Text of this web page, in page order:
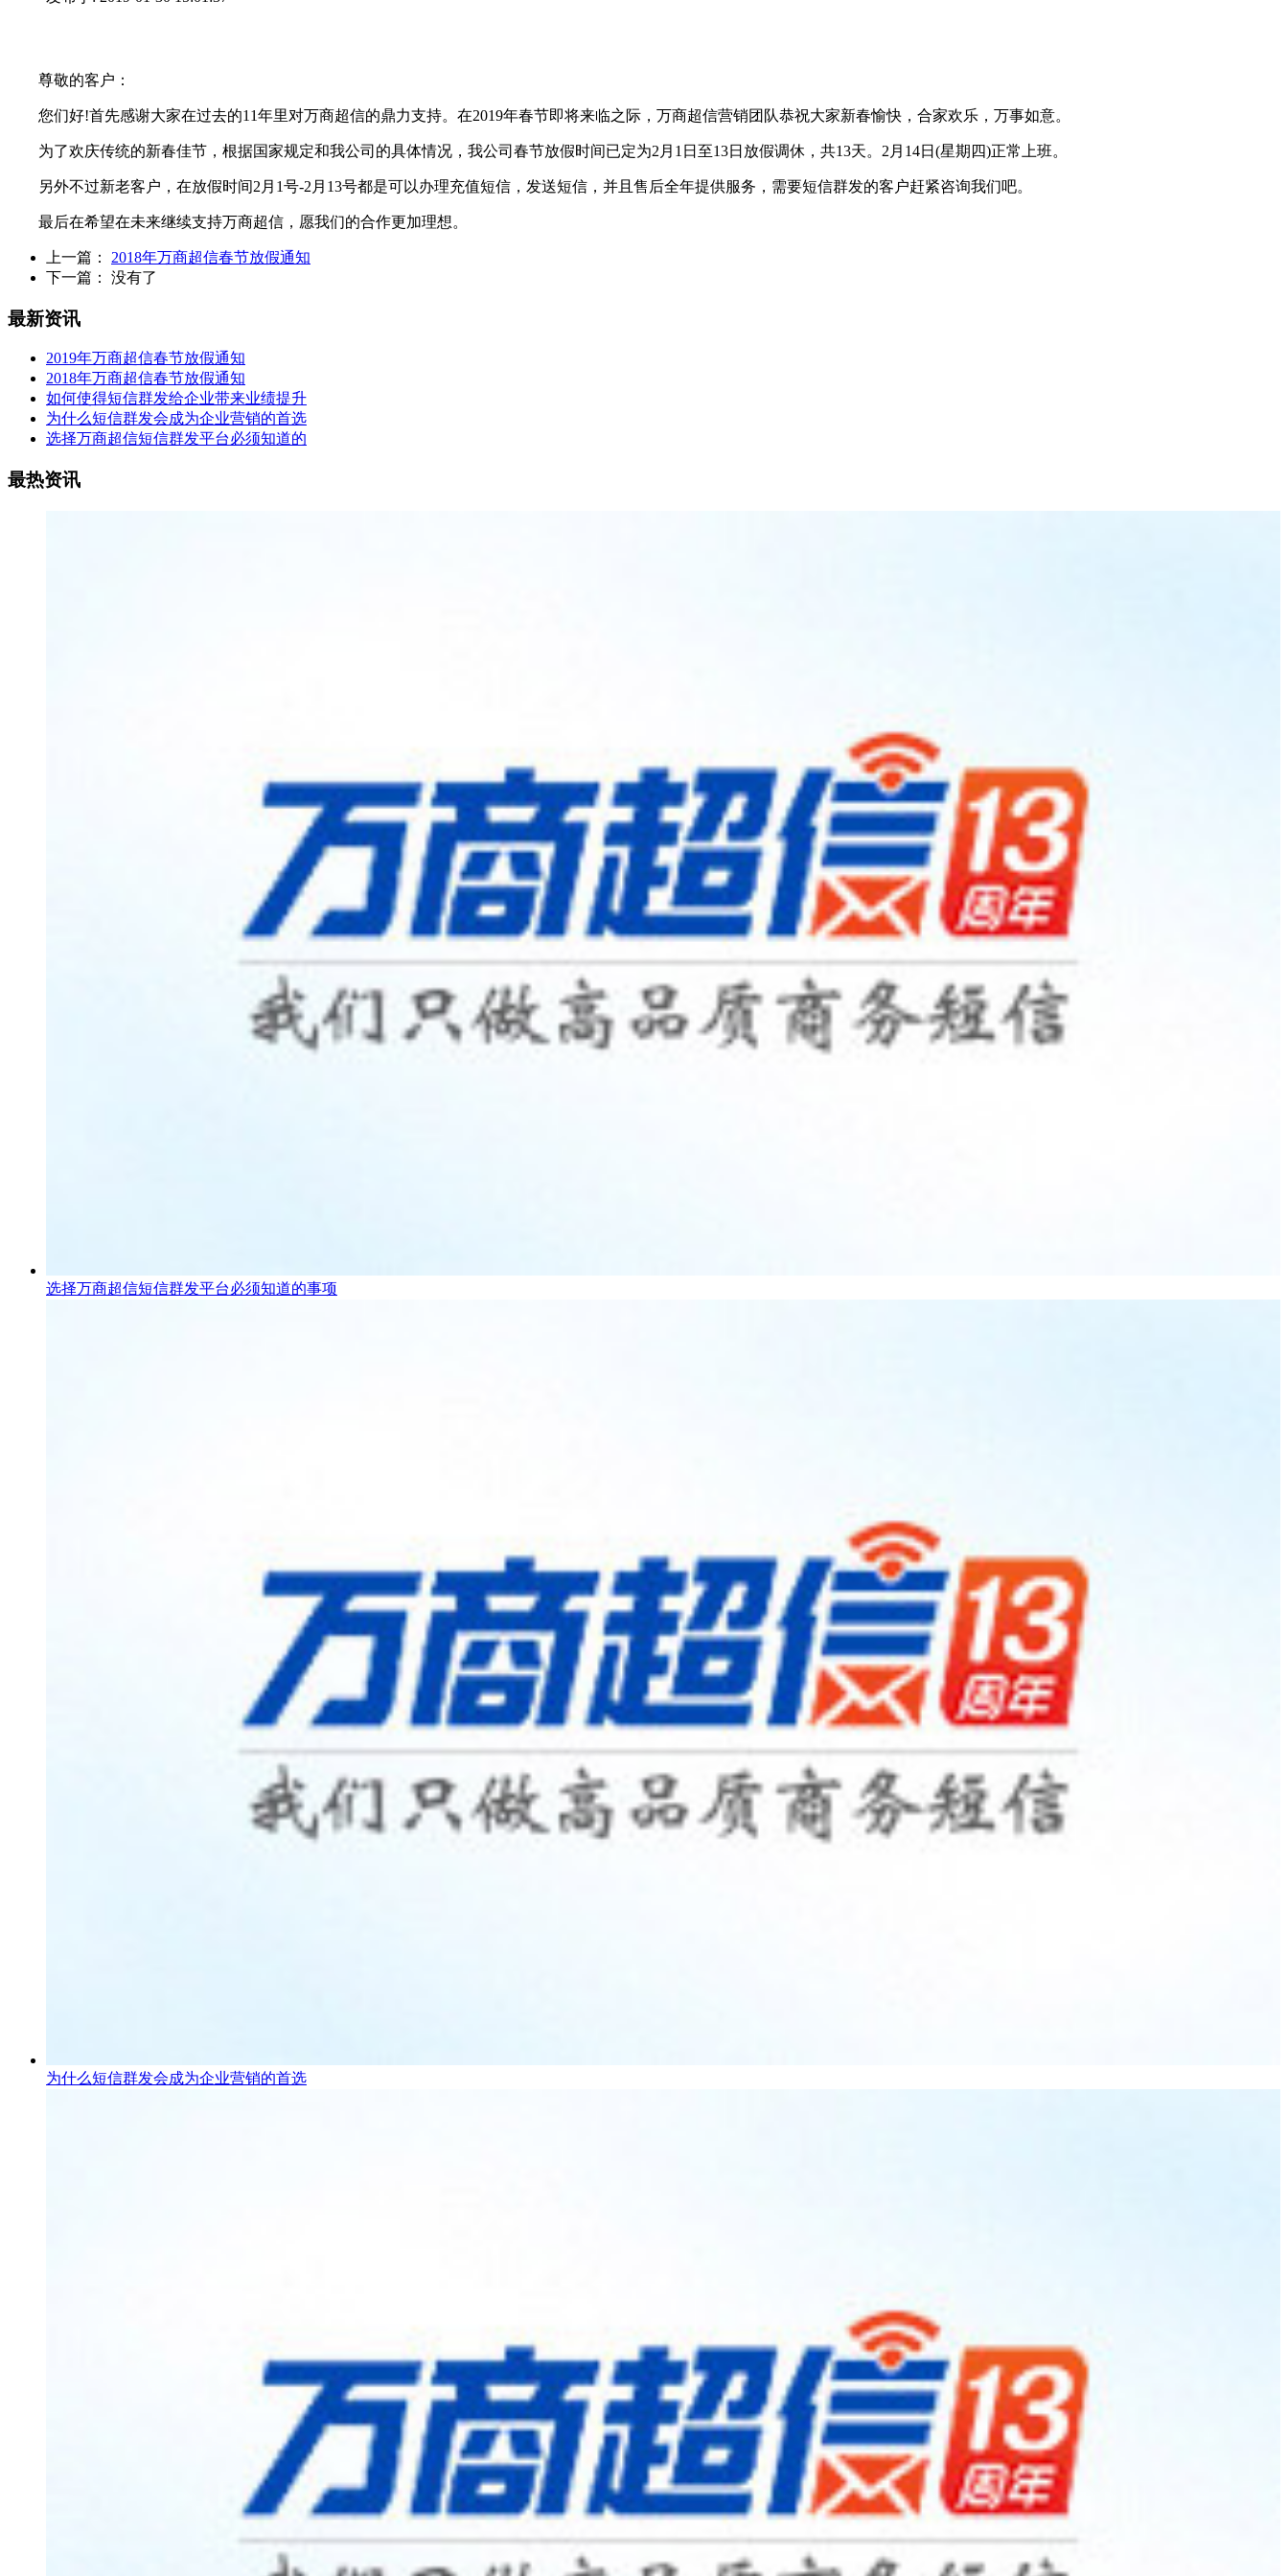
尊敬的客户：
您们好!首先感谢大家在过去的11年里对万商超信的鼎力支持。在2019年春节即将来临之际，万商超信营销团队恭祝大家新春愉快，合家欢乐，万事如意。
为了欢庆传统的新春佳节，根据国家规定和我公司的具体情况，我公司春节放假时间已定为2月1日至13日放假调休，共13天。2月14日(星期四)正常上班。
另外不过新老客户，在放假时间2月1号-2月13号都是可以办理充值短信，发送短信，并且售后全年提供服务，需要短信群发的客户赶紧咨询我们吧。
最后在希望在未来继续支持万商超信，愿我们的合作更加理想。
上一篇： 2018年万商超信春节放假通知
下一篇： 没有了
最新资讯
2019年万商超信春节放假通知
2018年万商超信春节放假通知
如何使得短信群发给企业带来业绩提升
为什么短信群发会成为企业营销的首选
选择万商超信短信群发平台必须知道的
最热资讯
选择万商超信短信群发平台必须知道的事项
为什么短信群发会成为企业营销的首选